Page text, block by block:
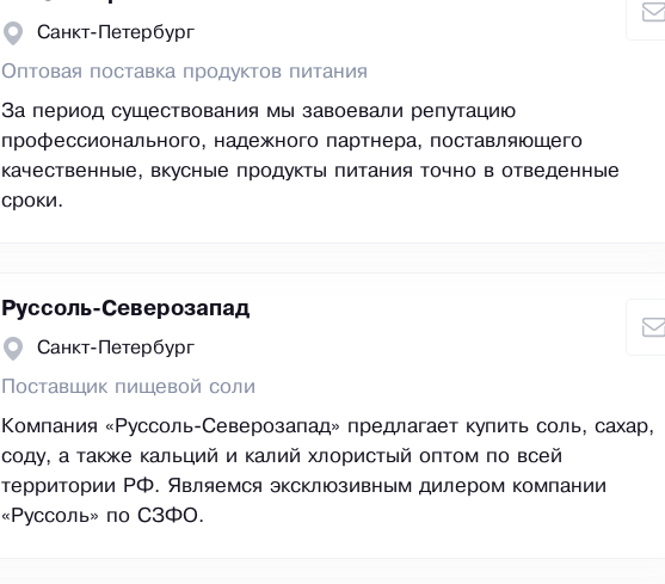
Санкт-Петербург
Оптовая поставка продуктов питания
За период существования мы завоевали репутацию
профессионального, надежного партнера, поставляющего
качественные, вкусные продукты питания точно в отведенные
сроки.
Руссоль-Северозапад
Санкт-Петербург
Поставщик пищевой соли
Компания «Руссоль-Северозапад» предлагает купить соль, сахар,
соду, а также кальций и калий хлористый оптом по всей
территории РФ. Являемся эксклюзивным дилером компании
«Руссоль» по СЗФО.